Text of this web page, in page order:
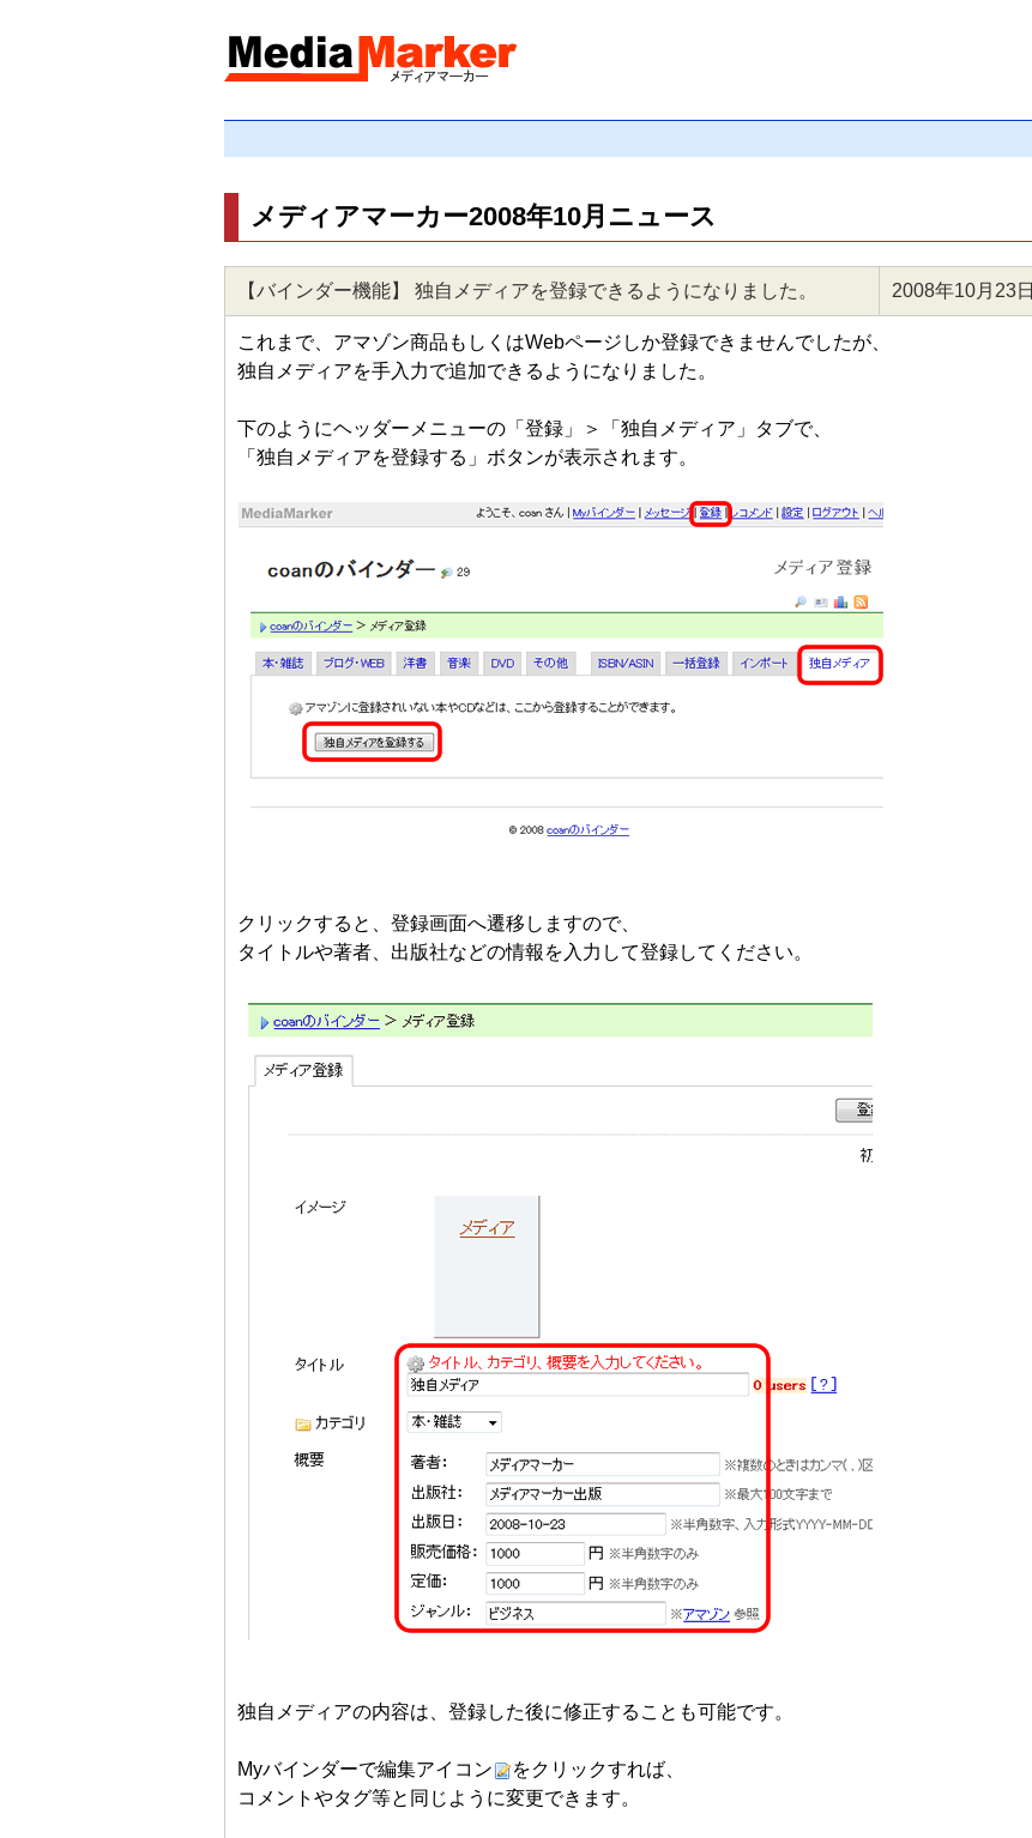
メディアマーカー2008年10月ニュース
【バインダー機能】 独自メディアを登録できるようになりました。 2008年10月23日
これまで、アマゾン商品もしくはWebページしか登録できませんでしたが、
独自メディアを手入力で追加できるようになりました。
下のようにヘッダーメニューの「登録」＞「独自メディア」タブで、
「独自メディアを登録する」ボタンが表示されます。
クリックすると、登録画面へ遷移しますので、
タイトルや著者、出版社などの情報を入力して登録してください。
独自メディアの内容は、登録した後に修正することも可能です。
Myバインダーで編集アイコン
をクリックすれば、
コメントやタグ等と同じように変更できます。